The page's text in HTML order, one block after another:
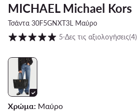
MICHAEL Michael Kors
Τσάντα 30F5GNXT3L Μαύρο
Βαθμολογία πελατών σε κλίμακα 1 έως 5
5⋅Δες τις αξιολογήσεις(4)
Χρώμα: Μαύρο